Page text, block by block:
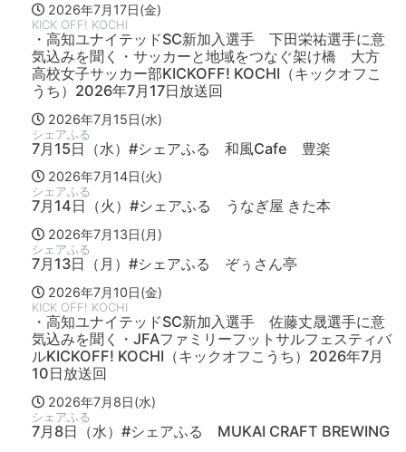
2026年7月17日(金)
KICK OFF! KOCHI
・高知ユナイテッドSC新加入選手 下田栄祐選手に意
気込みを聞く・サッカーと地域をつなぐ架け橋 大方
高校女子サッカー部KICKOFF! KOCHI（キックオフこ
うち）2026年7月17日放送回
2026年7月15日(水)
シェアふる
7月15日（水）#シェアふる 和風Cafe 豊楽
2026年7月14日(火)
シェアふる
7月14日（火）#シェアふる うなぎ屋 きた本
2026年7月13日(月)
シェアふる
7月13日（月）#シェアふる ぞぅさん亭
2026年7月10日(金)
KICK OFF! KOCHI
・高知ユナイテッドSC新加入選手 佐藤丈晟選手に意
気込みを聞く・JFAファミリーフットサルフェスティバ
ルKICKOFF! KOCHI（キックオフこうち）2026年7月
10日放送回
2026年7月8日(水)
シェアふる
7月8日（水）#シェアふる MUKAI CRAFT BREWING